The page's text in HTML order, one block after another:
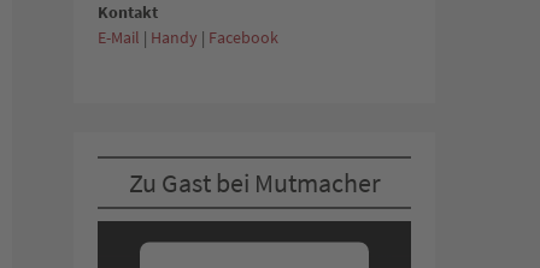
Kontakt
E-Mail | Handy | Facebook
Zu Gast bei Mutmacher